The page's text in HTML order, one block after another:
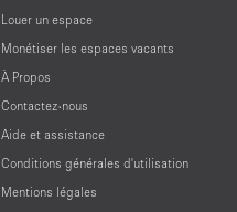
Louer un espace
Monétiser les espaces vacants
À Propos
Contactez-nous
Aide et assistance
Conditions générales d'utilisation
Mentions légales